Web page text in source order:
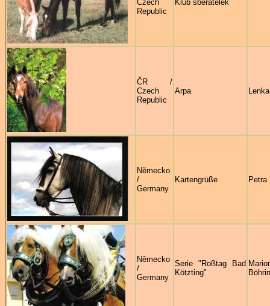
Czech
Republic
Klub sběratelek
ČR /
Czech
Republic
Arpa
Německo
/
Germany
Kartengrüße Petra
Německo
/
Germany
Serie "Roßtag Bad
Kötzting"